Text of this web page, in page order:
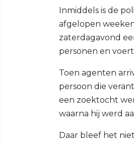
Inmiddels is de
afgelopen
zaterdagavond
personen en
Toen agenten
persoon die
een zoektocht
waarna hij werd
Daar bleef het